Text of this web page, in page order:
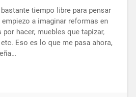
tiempo libre para pensar
a imaginar reformas en
hacer, muebles que tapizar,
Eso es lo que me pasa ahora,